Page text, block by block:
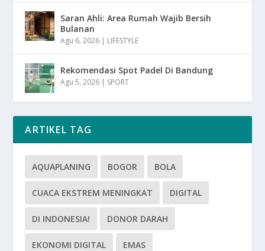
Saran Ahli: Area Rumah Wajib Bersih
Bulanan
Agu 6, 2026 | LIFESTYLE
Rekomendasi Spot Padel Di Bandung
Agu 5, 2026 | SPORT
ARTIKEL TAG
AQUAPLANING BOGOR BOLA
CUACA EKSTREM MENINGKAT DIGITAL
DI INDONESIA! DONOR DARAH
EKONOMI DIGITAL EMAS